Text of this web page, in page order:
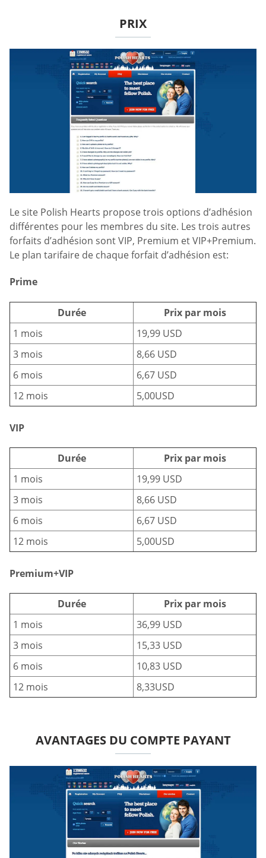
PRIX
Le site Polish Hearts propose trois options d’adhésion
différentes pour les membres du site. Les trois autres
forfaits d’adhésion sont VIP, Premium et VIP+Premium.
Le plan tarifaire de chaque forfait d’adhésion est:
Prime
Durée
Prix par mois
1 mois
19,99 USD
3 mois
8,66 USD
6 mois
6,67 USD
12 mois
5,00USD
VIP
Durée
Prix par mois
1 mois
19,99 USD
3 mois
8,66 USD
6 mois
6,67 USD
12 mois
5,00USD
Premium+VIP
Durée
Prix par mois
1 mois
36,99 USD
3 mois
15,33 USD
6 mois
10,83 USD
12 mois
8,33USD
AVANTAGES DU COMPTE PAYANT